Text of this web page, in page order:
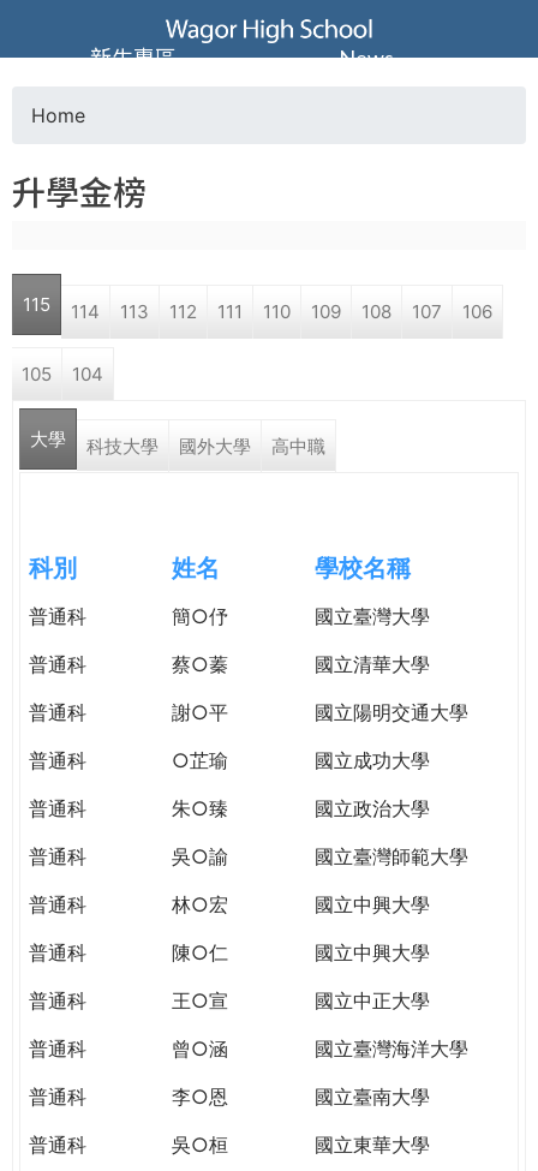
Jump to navigation
葳
格
高
中
學
格。
民。
TODAY
WORLD
TOMORROW
o
u
a
r
e
e
r
e
Home
升學金榜
115 114 113 112 111 110 109 108 107 106
105 104
大學 科技大學 國外大學 高中職
科別 姓名 學校名稱
普通科 簡○伃
國立臺灣大學
普通科
蔡○蓁
國立清華大學
普通科
謝○平
國立陽明交通大學
普通科
○芷瑜
國立成功大學
普通科
朱○臻
國立政治大學
普通科
吳○諭
國立臺灣師範大學
普通科
林○宏
國立中興大學
普通科
陳○仁
國立中興大學
普通科
王○宣
國立中正大學
普通科
曾○涵
國立臺灣海洋大學
普通科
李○恩
國立臺南大學
普通科
吳○桓
國立東華大學
新生專區 News